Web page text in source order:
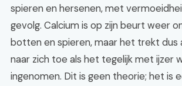
spieren en hersenen, met
gevolg. Calcium is op zijn beurt weer
botten en spieren, maar het trekt dus
naar zich toe als het tegelijk met ijzer
ingenomen. Dit is geen theorie; het is